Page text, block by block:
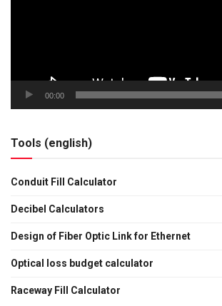
00:00
Tools (english)
Conduit Fill Calculator
Decibel Calculators
Design of Fiber Optic Link for Ethernet
Optical loss budget calculator
Raceway Fill Calculator